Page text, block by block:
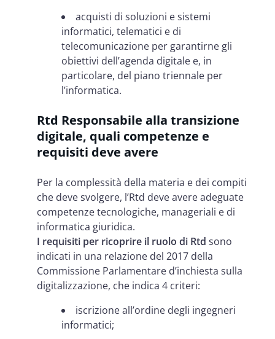
acquisti di soluzioni e sistemi
informatici, telematici e di
telecomunicazione per garantirne gli
obiettivi dell’agenda digitale e, in
particolare, del piano triennale per
l’informatica.
Rtd Responsabile alla transizione
digitale, quali competenze e
requisiti deve avere
Per la complessità della materia e dei compiti
che deve svolgere, l’Rtd deve avere adeguate
competenze tecnologiche, manageriali e di
informatica giuridica.
I requisiti per ricoprire il ruolo di Rtd sono
indicati in una relazione del 2017 della
Commissione Parlamentare d’inchiesta sulla
digitalizzazione, che indica 4 criteri:
iscrizione all’ordine degli ingegneri
informatici;